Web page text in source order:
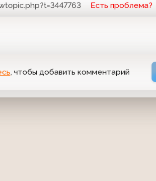
Есть проблема?
, чтобы добавить комментарий